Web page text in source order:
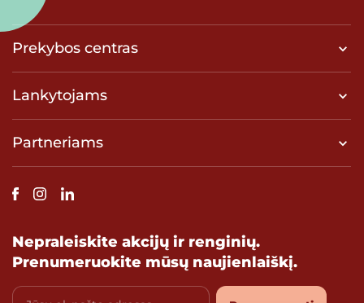
Prekybos centras
Lankytojams
Partneriams
Nepraleiskite akcijų ir renginių.
Prenumeruokite mūsų naujienlaiškį.